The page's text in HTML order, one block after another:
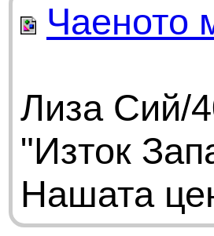
Чаеното
Лиза Сий/
"Изток
Нашата